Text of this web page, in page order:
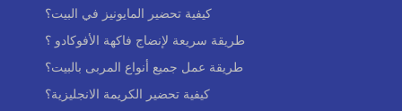
كيفية تحضير المايونيز في البيت؟
طريقة سريعة لإنضاج فاكهة الأفوكادو ؟
طريقة عمل جميع أنواع المربى بالبيت؟
كيفية تحضير الكريمة الانجليزية؟